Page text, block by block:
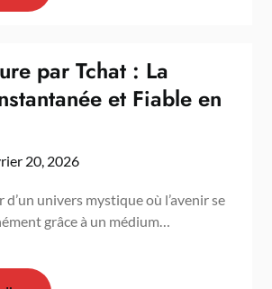
par Tchat : La
et Fiable en
20, 2026
univers mystique où l’avenir se
grâce à un médium…